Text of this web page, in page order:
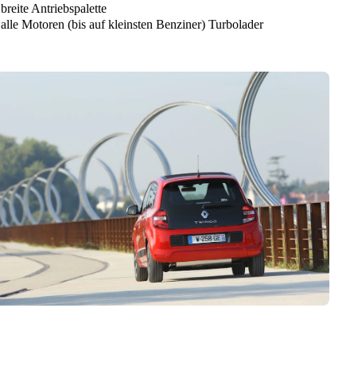
breite Antriebspalette
alle Motoren (bis auf kleinsten Benziner) Turbolader